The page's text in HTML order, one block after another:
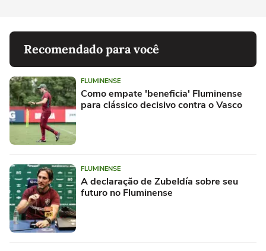
Recomendado para você
FLUMINENSE
Como empate 'beneficia' Fluminense
para clássico decisivo contra o Vasco
FLUMINENSE
A declaração de Zubeldía sobre seu
futuro no Fluminense